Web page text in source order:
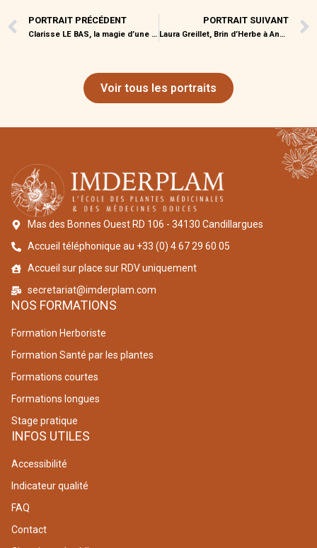
PORTRAIT PRÉCÉDENT
Clarisse LE BAS, la magie d’une vie au « diapason du monde »
PORTRAIT SUIVANT
Laura Greillet, Brin d’Herbe à Annecy
Voir tous les portraits
Mas des Bonnes Ouest RD 106 - 34130 Candillargues
Accueil téléphonique au +33 (0) 4 67 29 60 05
Accueil sur place sur RDV uniquement
secretariat@imderplam.com
NOS FORMATIONS
Formation Herboriste
Formation Santé par les plantes
Formations courtes
Formations longues
Stage pratique
INFOS UTILES
Accessibilité
Indicateur qualité
FAQ
Contact